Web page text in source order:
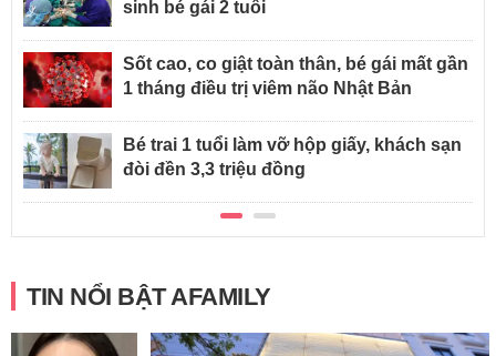
sinh bé gái 2 tuổi
Sốt cao, co giật toàn thân, bé gái mất gần
1 tháng điều trị viêm não Nhật Bản
Bé trai 1 tuổi làm vỡ hộp giấy, khách sạn
đòi đền 3,3 triệu đồng
TIN NỔI BẬT AFAMILY